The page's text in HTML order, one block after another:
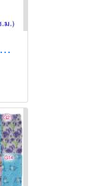
จำหน่าย ปลีก-ส่ง ผ้าห่มนาโน 5 ฟุต